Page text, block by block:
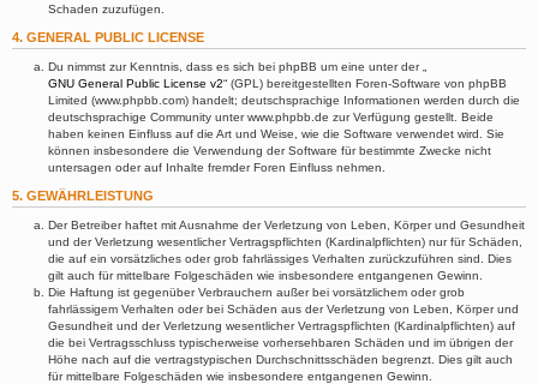
Schaden zuzufügen.
4. GENERAL PUBLIC LICENSE
Du nimmst zur Kenntnis, dass es sich bei phpBB um eine unter der „
GNU General Public License v2“ (GPL) bereitgestellten Foren-Software von phpBB
Limited (www.phpbb.com) handelt; deutschsprachige Informationen werden durch die
deutschsprachige Community unter www.phpbb.de zur Verfügung gestellt. Beide
haben keinen Einfluss auf die Art und Weise, wie die Software verwendet wird. Sie
können insbesondere die Verwendung der Software für bestimmte Zwecke nicht
untersagen oder auf Inhalte fremder Foren Einfluss nehmen.
5. GEWÄHRLEISTUNG
Der Betreiber haftet mit Ausnahme der Verletzung von Leben, Körper und Gesundheit
und der Verletzung wesentlicher Vertragspflichten (Kardinalpflichten) nur für Schäden,
die auf ein vorsätzliches oder grob fahrlässiges Verhalten zurückzuführen sind. Dies
gilt auch für mittelbare Folgeschäden wie insbesondere entgangenen Gewinn.
Die Haftung ist gegenüber Verbrauchern außer bei vorsätzlichem oder grob
fahrlässigem Verhalten oder bei Schäden aus der Verletzung von Leben, Körper und
Gesundheit und der Verletzung wesentlicher Vertragspflichten (Kardinalpflichten) auf
die bei Vertragsschluss typischerweise vorhersehbaren Schäden und im übrigen der
Höhe nach auf die vertragstypischen Durchschnittsschäden begrenzt. Dies gilt auch
für mittelbare Folgeschäden wie insbesondere entgangenen Gewinn.